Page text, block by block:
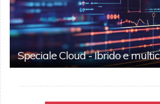
Speciale Cloud - Ibrido e